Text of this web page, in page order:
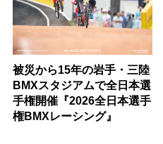
被災から15年の岩手・三陸
BMXスタジアムで全日本選
手権開催『2026全日本選手
権BMXレーシング』